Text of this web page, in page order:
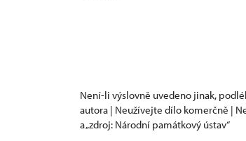
Není-li výslovně uvedeno jinak,
autora | Neužívejte dílo komerčně |
a „zdroj: Národní památkový ústav“